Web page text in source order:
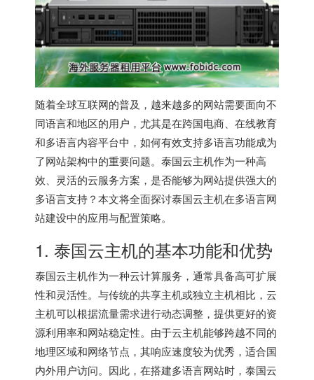
随着全球互联网的普及，越来越多的网站需要面向不
同语言和地区的用户，尤其是在跨国电商、在线教育
和多语言内容平台中，如何有效支持多语言功能成为
了网站架构中的重要问题。泰国云主机作为一种高
效、灵活的云服务方案，是否能够为网站提供强大的
多语言支持？本文将全面探讨泰国云主机在多语言网
站建设中的应用与配置策略。
1. 泰国云主机的基本功能和优势
泰国云主机作为一种云计算服务，通常具备高可扩展
性和灵活性。与传统的共享主机或独立主机相比，云
主机可以根据流量需求进行动态调整，提供更好的资
源利用率和网站稳定性。由于云主机能够跨越不同的
地理区域和网络节点，其响应速度较为优秀，适合国
内外用户访问。因此，在搭建多语言网站时， 泰国云